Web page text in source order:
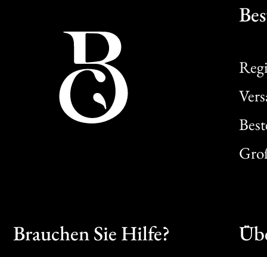
Brauchen Sie Hilfe?